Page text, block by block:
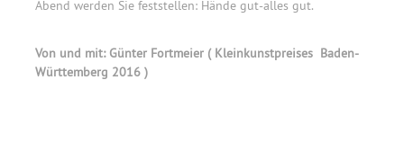
Abend werden Sie feststellen: Hände gut-alles gut.
Von und mit: Günter Fortmeier ( Kleinkunstpreises Baden-
Württemberg 2016 )